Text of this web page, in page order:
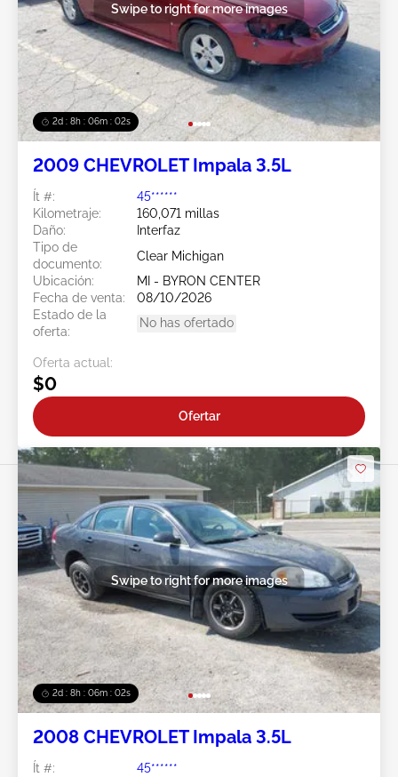
2d : 8h : 05m : 59s
Swipe to right for more images
2009 CHEVROLET Impala 3.5L
Ít #:
45******
Kilometraje:
160,071 millas
Daño:
Interfaz
Tipo de
documento:
Clear Michigan
Ubicación:
MI - BYRON CENTER
Fecha de venta:
08/10/2026
Estado de la
oferta:
No has ofertado
Oferta actual:
$0
Ofertar
2d : 8h : 05m : 59s
Swipe to right for more images
2008 CHEVROLET Impala 3.5L
Ít #:
45******